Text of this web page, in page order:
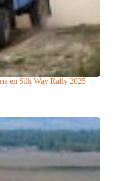
en Silk Way Rally 2025